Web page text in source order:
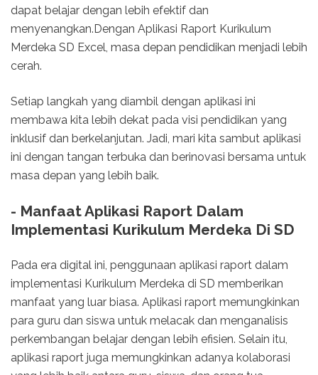
dapat belajar dengan lebih efektif dan
menyenangkan.Dengan Aplikasi Raport Kurikulum
Merdeka SD Excel, masa depan pendidikan menjadi lebih
cerah.
Setiap langkah yang diambil dengan aplikasi ini
membawa kita lebih dekat pada visi pendidikan yang
inklusif dan berkelanjutan. Jadi, mari kita sambut aplikasi
ini dengan tangan terbuka dan berinovasi bersama untuk
masa depan yang lebih baik.
- Manfaat Aplikasi Raport Dalam
Implementasi Kurikulum Merdeka Di SD
Pada era digital ini, penggunaan aplikasi raport dalam
implementasi Kurikulum Merdeka di SD memberikan
manfaat yang luar biasa. Aplikasi raport memungkinkan
para guru dan siswa untuk melacak dan menganalisis
perkembangan belajar dengan lebih efisien. Selain itu,
aplikasi raport juga memungkinkan adanya kolaborasi